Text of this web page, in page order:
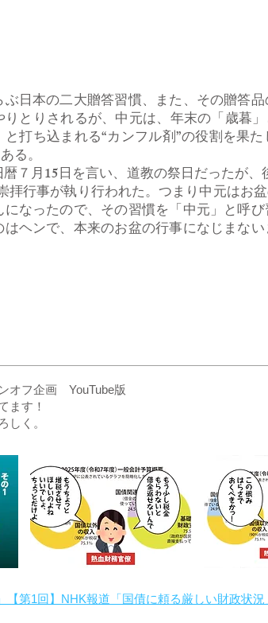
日本の二大贈答習慣、また、その贈答
とりされるが、中元は、年末の「歳暮
打ち込まれる“カンフル剤”の役割を果
る。
暦７月15日を言い、道教の祭日だったが
拝行事が執り行われた。つまり中元はお
なったので、その習慣を「中元」と呼
ヘンで、本来のお盆の行事になじまな
オフ企画 YouTube版
ます！
しく。
【第1回】NHK報道「国債に頼る厳しい財政状況